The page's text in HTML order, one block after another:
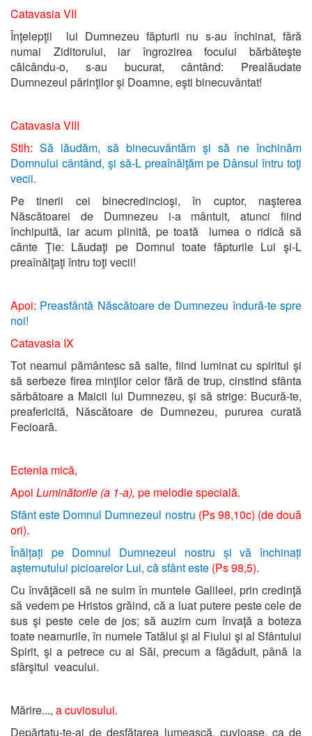
Catavasia VII
Înţelepţii lui Dumnezeu făpturii nu s-au închinat, fără
numai Ziditorului, iar îngrozirea focului bărbăteşte
călcându-o, s-au bucurat, cântând: Prealăudate
Dumnezeul părinţilor şi Doamne, eşti binecuvântat!
Catavasia VIII
Stih: Să lăudăm, să binecuvântăm şi să ne închinăm
Domnului cântând, şi să-L preaînălţăm pe Dânsul întru toţi
vecii.
Pe tinerii cei binecredincioşi, în cuptor, naşterea
Născătoarei de Dumnezeu i-a mântuit, atunci fiind
închipuită, iar acum plinită, pe toată lumea o ridică să
cânte Ţie: Lăudaţi pe Domnul toate făpturile Lui şi-L
preaînălţaţi întru toţi vecii!
Apoi: Preasfântă Născătoare de Dumnezeu îndură-te spre
noi!
Catavasia IX
Tot neamul pământesc să salte, fiind luminat cu spiritul şi
să serbeze firea minţilor celor fără de trup, cinstind sfânta
sărbătoare a Maicii lui Dumnezeu, şi să strige: Bucură-te,
preafericită, Născătoare de Dumnezeu, pururea curată
Fecioară.
Ectenia mică,
Apoi Luminătorile (a 1-a), pe melodie specială.
Sfânt este Domnul Dumnezeul nostru (Ps 98,10c) (de două
ori).
Înălțați pe Domnul Dumnezeul nostru și vă închinați
așternutului picioarelor Lui, că sfânt este (Ps 98,5).
Cu învăţăceii să ne suim în muntele Galileei, prin credinţă
să vedem pe Hristos grăind, că a luat putere peste cele de
sus şi peste cele de jos; să auzim cum învaţă a boteza
toate neamurile, în numele Tatălui şi al Fiului şi al Sfântului
Spirit, şi a petrece cu ai Săi, precum a făgăduit, până la
sfârşitul veacului.
Mărire..., a cuviosului.
Depărtatu-te-ai de desfătarea lumească, cuvioase, ca de